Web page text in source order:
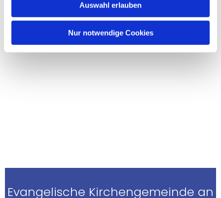
Auswahl erlauben
Nur notwendige Cookies
Evangelische Kirchengemeinde an